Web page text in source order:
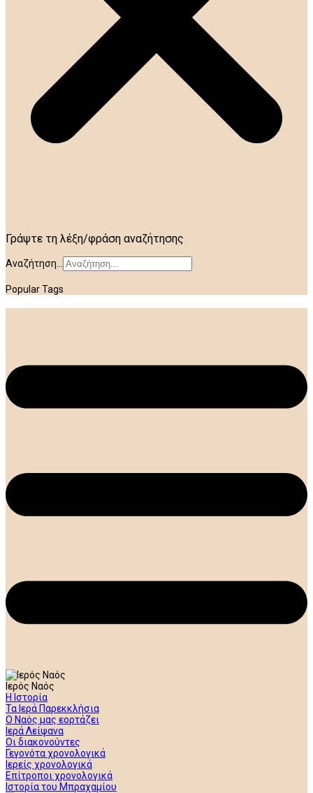
Γράψτε τη λέξη/φράση αναζήτησης
Αναζήτηση...
Popular Tags
Ιερός Ναός
Η Ιστορία
Τα Ιερά Παρεκκλήσια
Ο Ναός μας εορτάζει
Ιερά Λείψανα
Οι διακονούντες
Γεγονότα χρονολογικά
Ιερείς χρονολογικά
Επίτροποι χρονολογικά
Ιστορία του Μπραχαμίου